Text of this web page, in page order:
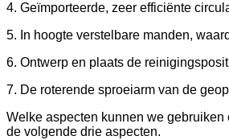
4. Geïmporteerde, zeer efficiënte
5. In hoogte verstelbare manden,
6. Ontwerp en plaats de
7. De roterende sproeiarm van de
Welke aspecten kunnen we
de volgende drie aspecten.